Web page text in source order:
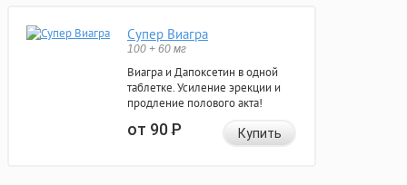
Супер Виагра
100 + 60 мг
Виагра и Дапоксетин в одной
таблетке. Усиление эрекции и
продление полового акта!
от 90Р Купить